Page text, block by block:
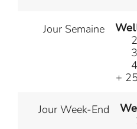
Jour Semaine
+
Jour Week-End